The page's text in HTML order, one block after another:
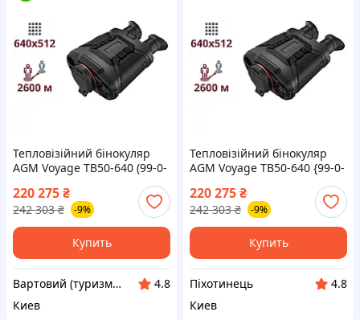
Тепловізійний бінокуляр
AGM Voyage TB50-640 (99-0-
220 275₴
242 303 ₴ -9%
Купить
Вартовий (туризм, охота и кемпинг)
4.8
Киев
Тепловізійний бінокуляр
AGM Voyage TB50-640 {99-0-
220 275₴
242 303 ₴ -9%
Купить
Піхотинець
4.8
Киев